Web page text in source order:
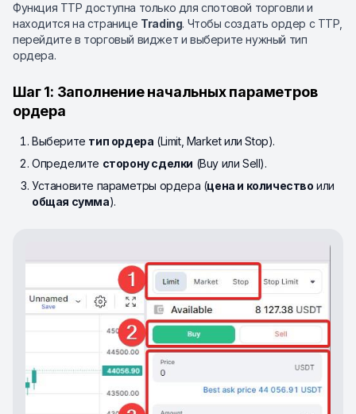
Функция TTP доступна только для спотовой торговли и
находится на странице Trading. Чтобы создать ордер с TTP,
перейдите в торговый виджет и выберите нужный тип
ордера.
Шаг 1: Заполнение начальных параметров
ордера
Выберите тип ордера (Limit, Market или Stop).
Определите сторону сделки (Buy или Sell).
Установите параметры ордера (цена и количество или
общая сумма).